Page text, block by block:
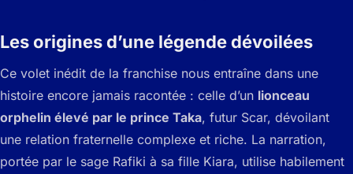
Les origines d’une légende dévoilées
Ce volet inédit de la franchise nous entraîne dans une
histoire encore jamais racontée : celle d’un lionceau
orphelin élevé par le prince Taka, futur Scar, dévoilant
une relation fraternelle complexe et riche. La narration,
portée par le sage Rafiki à sa fille Kiara, utilise habilement